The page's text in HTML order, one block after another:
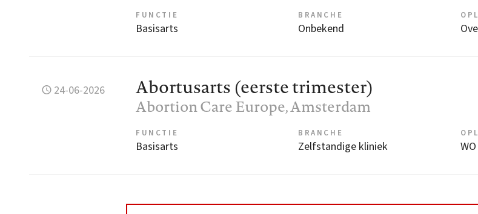
FUNCTIE
Basisarts
BRANCHE
Onbekend
24-06-2026 Abortusarts (eerste trimester)
Abortion Care Europe, Amsterdam
FUNCTIE
Basisarts
BRANCHE
Zelfstandige kliniek WO